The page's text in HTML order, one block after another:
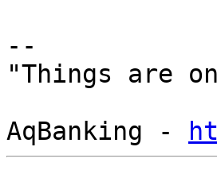
--
"Things are
AqBanking -